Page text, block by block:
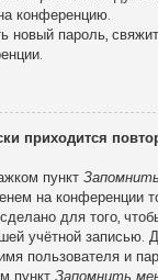
конференцию.
новый пароль,
приходится
пункт
на конференции
для того,
учётной записью.
пользователя и